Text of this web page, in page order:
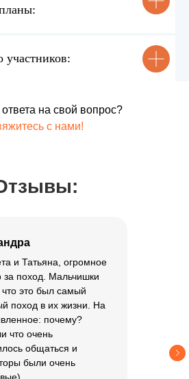
участников:
на свой вопрос?
с нами!
и Татьяна, огромное
за поход. Мальчишки
что это был самый
поход в их жизни. На
почему?
что очень
общаться и
были очень
вам
форму